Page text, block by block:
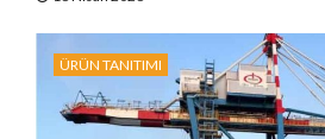
ÜRÜN TANITIMI